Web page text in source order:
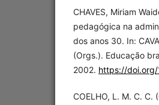
CHAVES, Miriam
pedagógica na
dos anos 30. In:
(Orgs.). Educação
2002. https://
COELHO, L. M. C.